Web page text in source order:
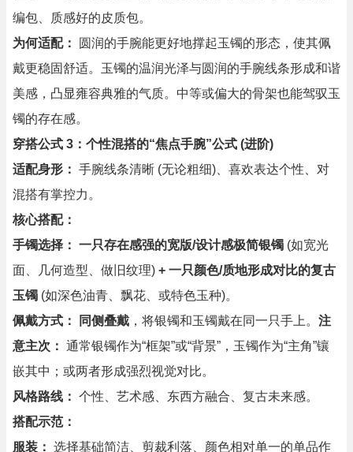
编包、质感好的皮质包。
为何适配：
圆润的手腕能更好地撑起玉镯的形态，使其佩
戴更稳固舒适。玉镯的温润光泽与圆润的手腕线条形成和谐
美感，凸显雍容典雅的气质。中等或偏大的骨架也能驾驭玉
镯的存在感。
穿搭公式 3：个性混搭的“焦点手腕”公式 (进阶)
适配身形： 手腕线条清晰 (无论粗细)、喜欢表达个性、对
混搭有掌控力。
核心搭配：
手镯选择： 一只存在感强的宽版/设计感极简银镯 (如宽光
面、几何造型、做旧纹理) + 一只颜色/质地形成对比的复古
玉镯 (如深色油青、飘花、或特色玉种)。
佩戴方式：
同侧叠戴 ，将银镯和玉镯戴在同一只手上。 注
意主次： 通常银镯作为“框架”或“背景”，玉镯作为“主角”镶
嵌其中；或两者形成强烈视觉对比。
风格路线： 个性、艺术感、东西方融合、复古未来感。
搭配示范：
服装： 选择基础简洁、剪裁利落、颜色相对单一的单品作